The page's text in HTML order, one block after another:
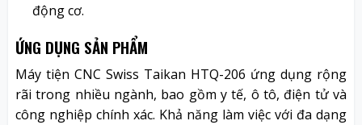
động cơ.
ỨNG DỤNG SẢN PHẨM
Máy tiện CNC Swiss Taikan HTQ-206 ứng dụng rộng
rãi trong nhiều ngành, bao gồm y tế, ô tô, điện tử và
công nghiệp chính xác. Khả năng làm việc với đa dạng